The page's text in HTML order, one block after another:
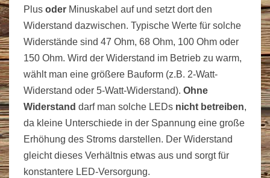
Plus oder Minuskabel auf und setzt dort den
Widerstand dazwischen. Typische Werte für solche
Widerstände sind 47 Ohm, 68 Ohm, 100 Ohm oder
150 Ohm. Wird der Widerstand im Betrieb zu warm,
wählt man eine größere Bauform (z.B. 2-Watt-
Widerstand oder 5-Watt-Widerstand). Ohne
Widerstand darf man solche LEDs nicht betreiben,
da kleine Unterschiede in der Spannung eine große
Erhöhung des Stroms darstellen. Der Widerstand
gleicht dieses Verhältnis etwas aus und sorgt für
konstantere LED-Versorgung.